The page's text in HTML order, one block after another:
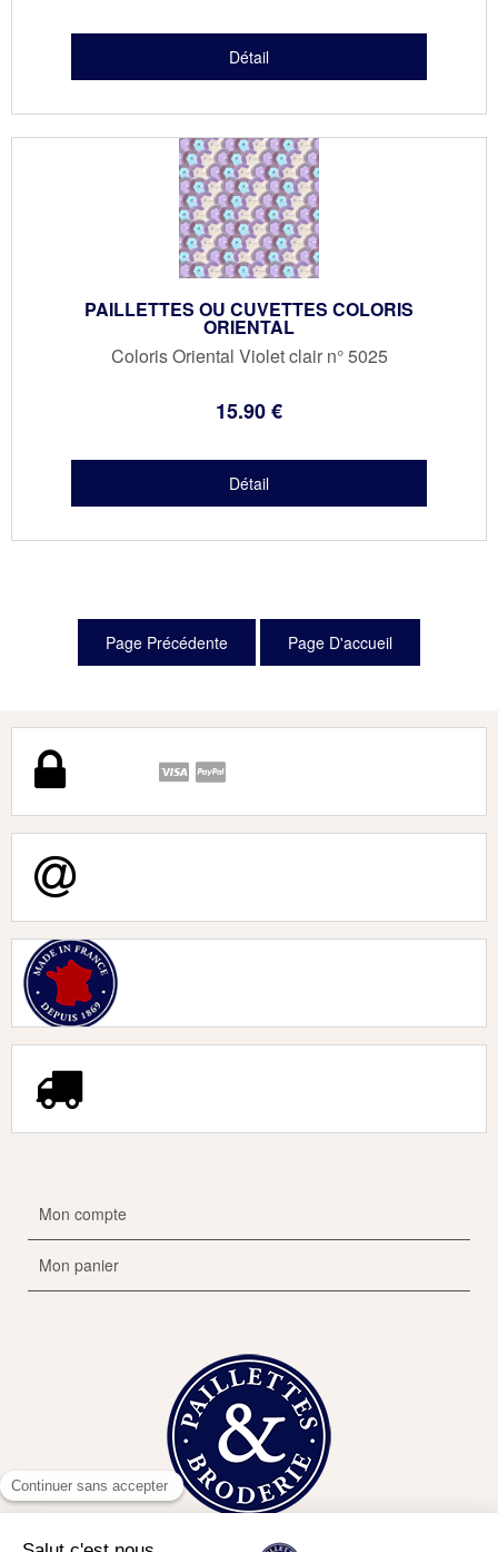
PAILLETTES OU CUVETTES COLORIS
ORIENTAL
Coloris Oriental Violet clair n° 5025
15.90€
Mon compte
Mon panier